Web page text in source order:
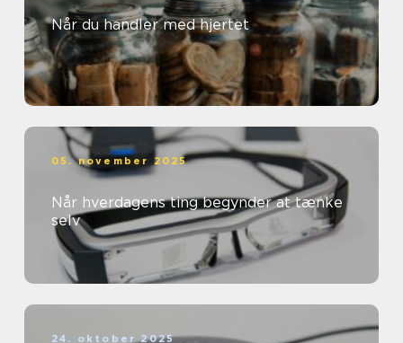
Når du handler med hjertet
05. november 2025
Når hverdagens ting begynder at tænke
selv
24. oktober 2025